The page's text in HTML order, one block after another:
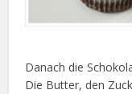
Danach die
Die Butter, den